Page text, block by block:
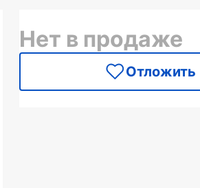
Нет в продаже
Отложить